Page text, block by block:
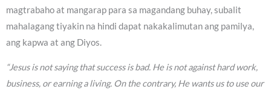
magtrabaho at mangarap para sa magandang buhay, subalit
mahalagang tiyakin na hindi dapat nakakalimutan ang pamilya,
ang kapwa at ang Diyos.
“Jesus is not saying that success is bad. He is not against hard work,
business, or earning a living. On the contrary, He wants us to use our